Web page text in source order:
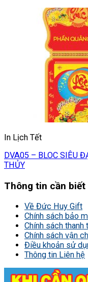
In Lịch Tết
DVA05 – BLOC SIÊU
THỦY
Thông tin cần biết
Về Đức Huy Gift
Chính sách bảo
Chính sách thanh
Chính sách vận
Điều khoản sử
Thông tin Liên hệ